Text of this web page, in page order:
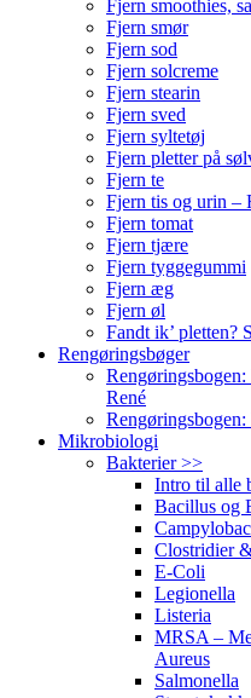
Fjern smoothies,
Fjern smør
Fjern sod
Fjern solcreme
Fjern stearin
Fjern sved
Fjern syltetøj
Fjern pletter på
Fjern te
Fjern tis og urin –
Fjern tomat
Fjern tjære
Fjern tyggegummi
Fjern æg
Fjern øl
Fandt ik’ pletten?
Rengøringsbøger
René
Mikrobiologi
Bakterier >>
Intro til alle
Bacillus og
Clostridier
E-Coli
Legionella
Listeria
MRSA –
Aureus
Salmonella